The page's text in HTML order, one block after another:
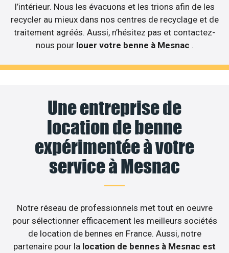
l’intérieur. Nous les évacuons et les trions afin de les
recycler au mieux dans nos centres de recyclage et de
traitement agréés. Aussi, n’hésitez pas et contactez-
nous pour louer votre benne à Mesnac .
Une entreprise de
location de benne
expérimentée à votre
service à Mesnac
Notre réseau de professionnels met tout en oeuvre
pour sélectionner efficacement les meilleurs sociétés
de location de bennes en France. Aussi, notre
partenaire pour la location de bennes à Mesnac est